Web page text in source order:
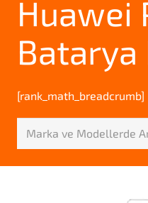
Huawei
Batarya
[rank_math_breadcrumb]